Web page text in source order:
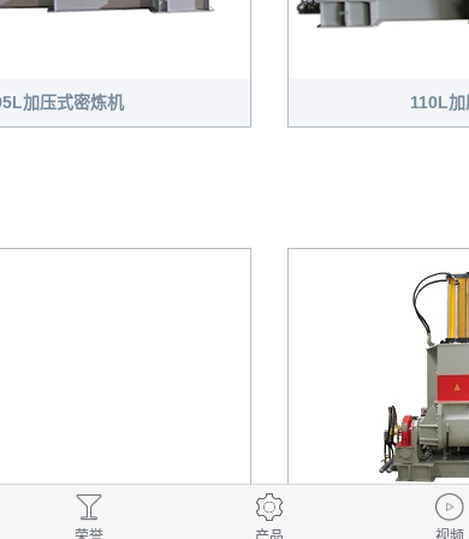
加压式密炼机 110L